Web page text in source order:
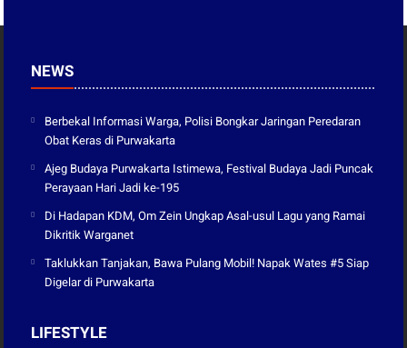
NEWS
Berbekal Informasi Warga, Polisi Bongkar Jaringan Peredaran
Obat Keras di Purwakarta
Ajeg Budaya Purwakarta Istimewa, Festival Budaya Jadi Puncak
Perayaan Hari Jadi ke-195
Di Hadapan KDM, Om Zein Ungkap Asal-usul Lagu yang Ramai
Dikritik Warganet
Taklukkan Tanjakan, Bawa Pulang Mobil! Napak Wates #5 Siap
Digelar di Purwakarta
LIFESTYLE